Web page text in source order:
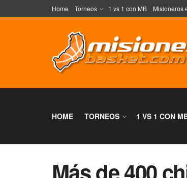
Home Torneos 1 vs 1 con MB Misioneros
HOME TORNEOS 1 VS 1 CON
Más de 400